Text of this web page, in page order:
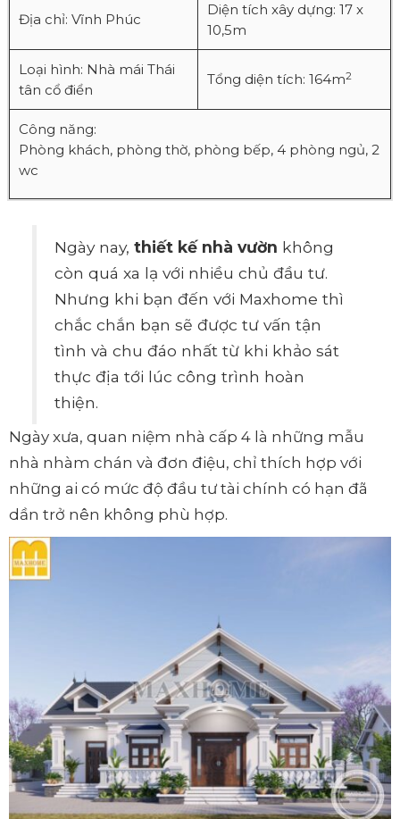
Địa chỉ: Vĩnh Phúc
Diện tích xây dựng: 17 x
10,5m
Loại hình: Nhà mái Thái
tân cổ điển
Tổng diện tích: 164m2
Công năng:
Phòng khách, phòng thờ, phòng bếp, 4 phòng ngủ, 2
wc
Ngày nay,thiết kế nhà vườn không
còn quá xa lạ với nhiều chủ đầu tư.
Nhưng khi bạn đến với Maxhome thì
chắc chắn bạn sẽ được tư vấn tận
tình và chu đáo nhất từ khi khảo sát
thực địa tới lúc công trình hoàn
thiện.
Ngày xưa, quan niệm nhà cấp 4 là những mẫu
nhà nhàm chán và đơn điệu, chỉ thích hợp với
những ai có mức độ đầu tư tài chính có hạn đã
dần trở nên không phù hợp.